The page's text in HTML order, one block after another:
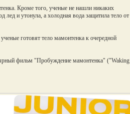
Кроме того, ученые не нашли никаких
и утонула, а холодная вода защитила тело от
готовят тело мамонтенка к очередной
фильм "Пробуждение мамонтeнка" ("Waking